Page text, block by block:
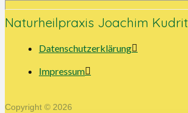
Naturheilpraxis Joachim
Datenschutzerklärung
Impressum
Copyright © 2026